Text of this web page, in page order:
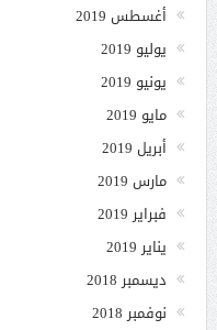
أغسطس 2019
يوليو 2019
يونيو 2019
مايو 2019
أبريل 2019
مارس 2019
فبراير 2019
يناير 2019
ديسمبر 2018
نوفمبر 2018